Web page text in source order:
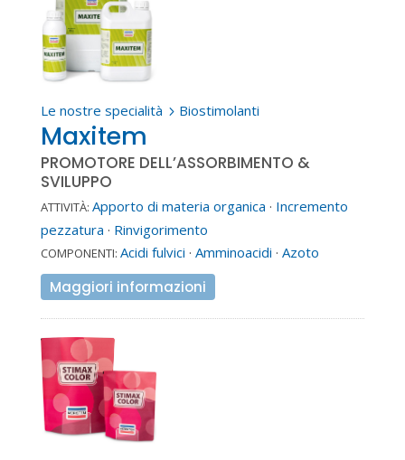
Le nostre specialità 5 Biostimolanti
Maxitem
PROMOTORE DELL’ASSORBIMENTO &
SVILUPPO
ATTIVITÀ: Apporto di materia organica · Incremento
pezzatura · Rinvigorimento
COMPONENTI: Acidi fulvici · Amminoacidi · Azoto
Maggiori informazioni